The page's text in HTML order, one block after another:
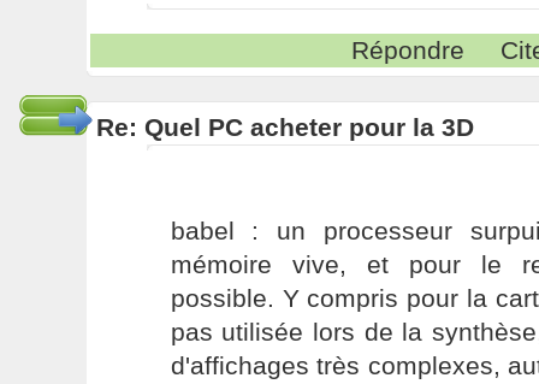
Répondre
Re: Quel PC acheter pour la 3D
babel : un processeur
mémoire vive, et pour le
possible. Y compris pour la
pas utilisée lors de la
d'affichages très complexes,